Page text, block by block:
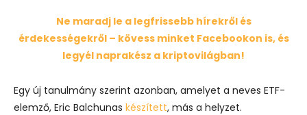
Ne maradj le a legfrissebb hírekről és
érdekességekről – kövess minket Facebookon is, és
legyél naprakész a kriptovilágban!
Egy új tanulmány szerint azonban, amelyet a neves ETF-
elemző, Eric Balchunas készített, más a helyzet.